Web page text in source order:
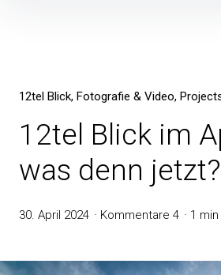
12tel Blick Fotografie & Video
12tel Blick im
was denn jetzt?
30. April 2024 Kommentare 4 1